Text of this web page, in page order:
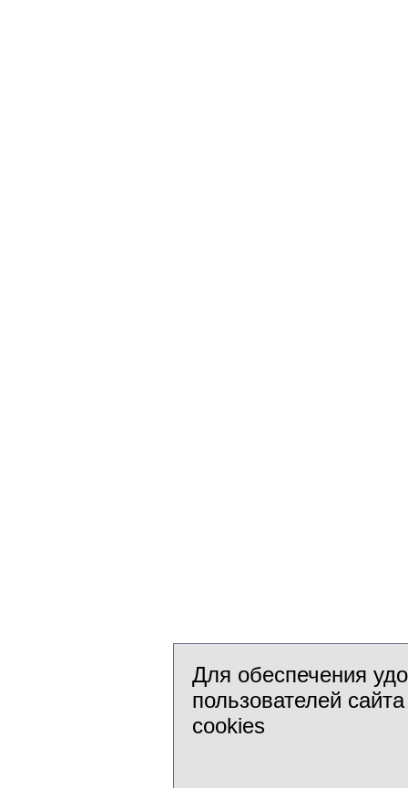
Для обеспечения
пользователей
cookies